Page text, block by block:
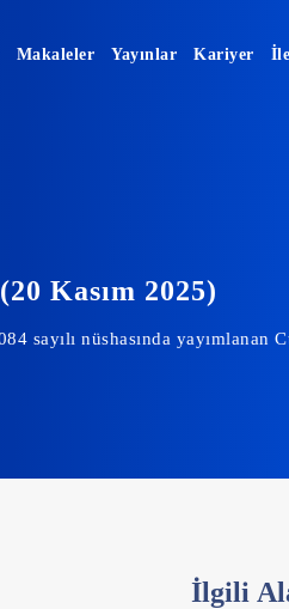
Makaleler Yayınlar Kariyer
Kasım 2025)
sayılı nüshasında yayımlanan
İlgili